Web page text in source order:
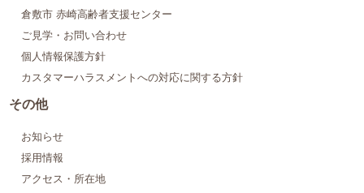
倉敷市 赤崎高齢者支援センター
ご見学・お問い合わせ
個人情報保護方針
カスタマーハラスメントへの対応に関する方針
その他
お知らせ
採用情報
アクセス・所在地